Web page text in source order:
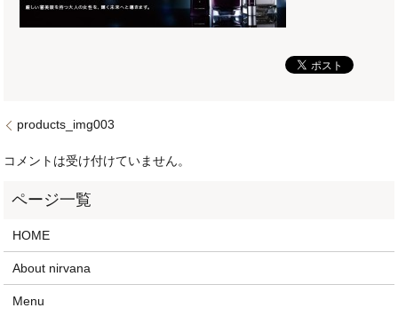
products_img003
コメントは受け付けていません。
HOME
About nirvana
Menu